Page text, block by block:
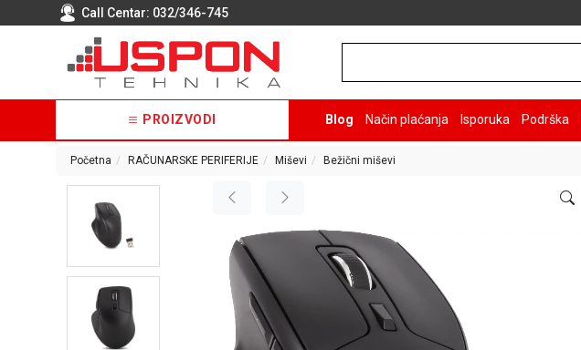
Call Centar: 032/346-745
PROIZVODI Blog Način plaćanja Isporuka Podrška
Početna RAČUNARSKE PERIFERIJE Miševi Bežični miševi